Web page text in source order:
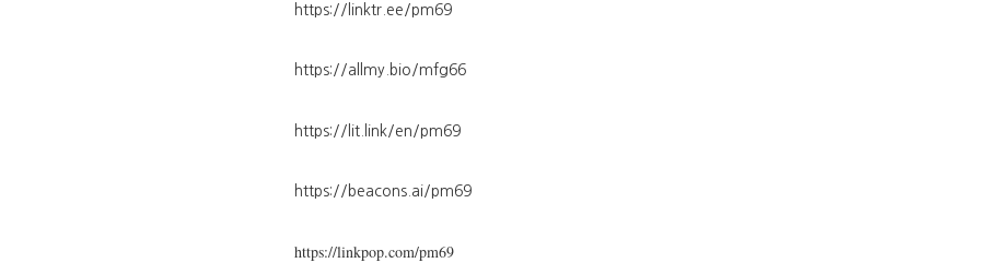
https://linktr.ee/pm69
https://allmy.bio/mfg66
https://lit.link/en/pm69
https://beacons.ai/pm69
https://linkpop.com/pm69